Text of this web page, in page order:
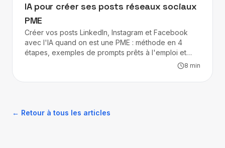
IA pour créer ses posts réseaux sociaux
PME
Créer vos posts LinkedIn, Instagram et Facebook
avec l'IA quand on est une PME : méthode en 4
étapes, exemples de prompts prêts à l'emploi et
8 min
← Retour à tous les articles